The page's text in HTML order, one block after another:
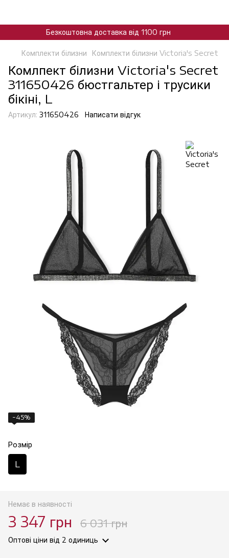
Безкоштовна доставка від 1100 грн
Комплекти білизни Комплекти білизни Victoria's Secret
Комлпект білизни Victoria's Secret
311650426 бюстгальтер і трусики
бікіні, L
Артикул: 311650426 Написати відгук
−45%
Розмір
L
Немає в наявності
3 347 грн 6 031 грн
Оптові ціни від 2 одиниць